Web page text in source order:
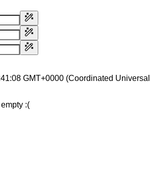
GMT+0000 (Coordinated Universal
:(